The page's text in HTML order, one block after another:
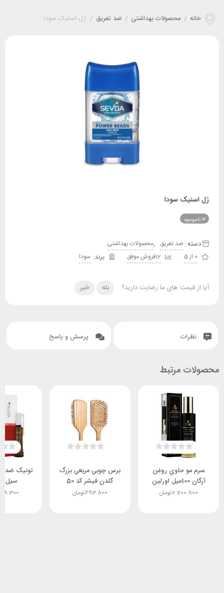
خانه / محصولات بهداشتی / ضد تعریق / ژل استیک سودا
ژل استیک سودا
ناموجود
دسته: ضد تعریق ,محصولات بهداشتی
0 از 5
12فروش موفق سودا
آیا از قیمت های ما رضایت دارید؟ بله خیر
نظرات پرسش و پاسخ
محصولات مرتبط
سرم مو حاوي روغن
آرگان 100ميل اورلین
تومان2.700.800
برس چوبي مربعي بزرگ
گلدن فیشر کد 50
تومان693.800
تونيک
سيل)